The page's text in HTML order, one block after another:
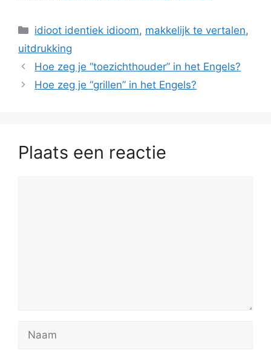
Categorieën
idioot identiek idioom, makkelijk te vertalen,
uitdrukking
Hoe zeg je “toezichthouder” in het Engels?
Hoe zeg je “grillen” in het Engels?
Plaats een reactie